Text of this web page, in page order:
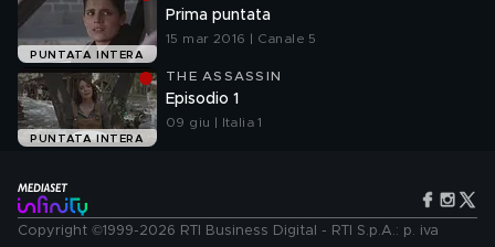
PUNTATA INTERA
Prima puntata
15 mar 2016 | Canale 5
PUNTATA INTERA
THE ASSASSIN
Episodio 1
09 giu | Italia 1
Copyright ©1999-2026 RTI Business Digital - RTI S.p.A.: p. iva